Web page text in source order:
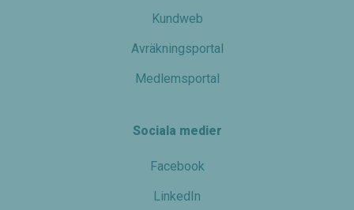
Kundweb
Avräkningsportal
Medlemsportal
Sociala medier
Facebook
LinkedIn
uppbyggnad,
hur
Upplevelse